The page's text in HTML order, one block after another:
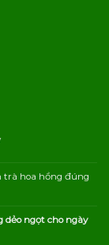
trà hoa hồng đúng
ngọt cho ngày